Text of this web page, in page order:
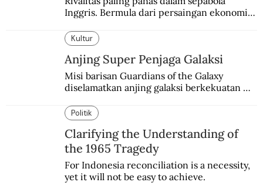
Inggris. Bermula dari persaingan ekonomi
Kultur
Anjing Super Penjaga Galaksi
Misi barisan Guardians of the Galaxy
diselamatkan anjing galaksi berkekuatan
si martir antariksa Soviet.
Politik
Clarifying the Understanding of
the 1965 Tragedy
For Indonesia reconciliation is a necessity,
yet it will not be easy to achieve.